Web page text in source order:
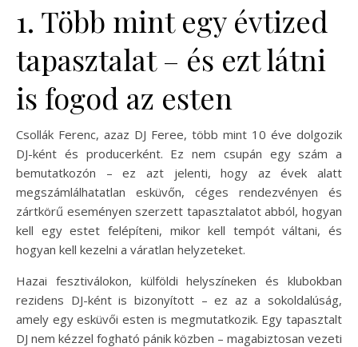
1. Több mint egy évtized
tapasztalat – és ezt látni
is fogod az esten
Csollák Ferenc, azaz DJ Feree, több mint 10 éve dolgozik
DJ-ként és producerként. Ez nem csupán egy szám a
bemutatkozón – ez azt jelenti, hogy az évek alatt
megszámlálhatatlan esküvőn, céges rendezvényen és
zártkörű eseményen szerzett tapasztalatot abból, hogyan
kell egy estet felépíteni, mikor kell tempót váltani, és
hogyan kell kezelni a váratlan helyzeteket.
Hazai fesztiválokon, külföldi helyszíneken és klubokban
rezidens DJ-ként is bizonyított – ez az a sokoldalúság,
amely egy esküvői esten is megmutatkozik. Egy tapasztalt
DJ nem kézzel fogható pánik közben – magabiztosan vezeti